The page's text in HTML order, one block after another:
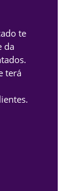
te
da
terá